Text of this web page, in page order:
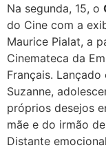
Na segunda, 15, o
do Cine com a
Maurice Pialat, a
Cinemateca da
Français.
Suzanne,
próprios desejos
mãe e do irmão
Distante